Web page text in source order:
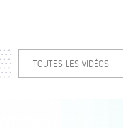
TOUTES LES VIDÉOS